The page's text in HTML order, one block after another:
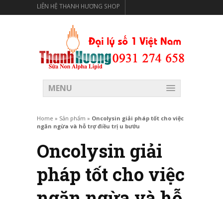
LIÊN HỆ THANH HƯƠNG SHOP
CHO SỨC KHỎE
MENU
Home » Sản phẩm » Oncolysin giải pháp tốt cho việc
ngăn ngừa và hỗ trợ điều trị u bướu
Oncolysin giải
pháp tốt cho việc